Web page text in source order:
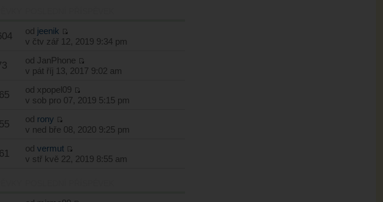
od jeenik
v čtv zář 12, 2019 9:34 pm
od JanPhone
v pát říj 13, 2017 9:02 am
od xpopel09
v sob pro 07, 2019 5:15 pm
od rony
v ned bře 08, 2020 9:25 pm
odvermut
v stř kvě 22, 2019 8:55 am